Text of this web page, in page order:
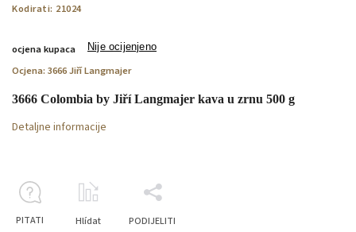
Kodirati: 21024
ocjena kupaca Nije ocijenjeno
Ocjena: 3666 Jiří Langmajer
3666 Colombia by Jiří Langmajer kava u zrnu 500 g
Detaljne informacije
PITATI Hlídat PODIJELITI